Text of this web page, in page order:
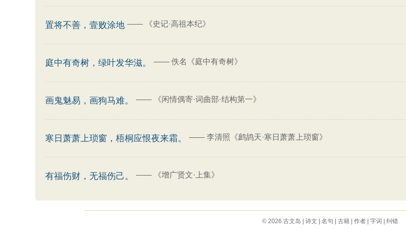
置将不善，壹败涂地 —— 《史记·高祖本纪》
庭中有奇树，绿叶发华滋。 —— 佚名《庭中有奇树》
画鬼魅易，画狗马难。 —— 《闲情偶寄·词曲部·结构第一》
寒日萧萧上琐窗，梧桐应恨夜来霜。 —— 李清照《鹧鸪天·寒日萧萧上琐窗》
有福伤财，无福伤己。 —— 《增广贤文·上集》
© 2026 古文岛 诗文 名句 古籍| 作者| 字词 纠错